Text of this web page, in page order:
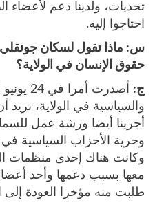
تحديات، ولدينا دعم لأعضاء
احتاجوا إليه.
س: ماذا تقول لسكان
حقوق الإنسان في الولاية؟
ج:
أصدرت
والسياسية في الولاية، نريد
أجرينا أيضا ورشة عمل
وحرية الأحزاب السياسية في
وكانت هناك إحدى منظمات
معها بسبب دعمها وأحد
طلبت منه مؤخرا العودة إلى